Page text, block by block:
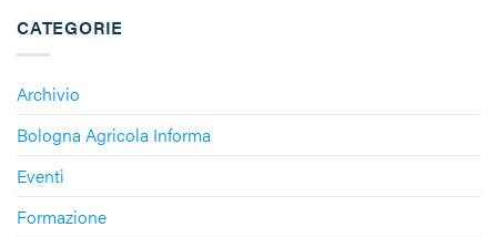
CATEGORIE
Archivio
Bologna Agricola Informa
Eventi
Formazione